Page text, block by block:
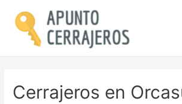
Cerrajeros en